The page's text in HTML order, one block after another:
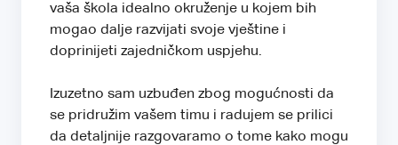
vaša škola idealno okruženje u kojem bih
mogao dalje razvijati svoje vještine i
doprinijeti zajedničkom uspjehu.
Izuzetno sam uzbuđen zbog mogućnosti da
se pridružim vašem timu i radujem se prilici
da detaljnije razgovaramo o tome kako mogu